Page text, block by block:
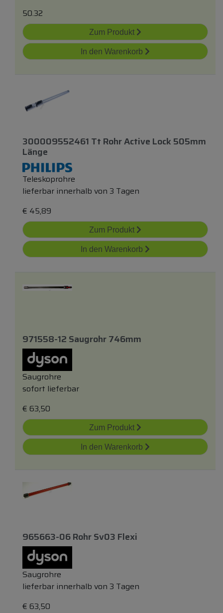
50.32
Zum Produkt
In den Warenkorb
300009552461 Tt Rohr Active Lock 505mm
Länge
Teleskoprohre
lieferbar innerhalb von 3 Tagen
€ 45,89
Zum Produkt
In den Warenkorb
971558-12 Saugrohr 746mm
Saugrohre
sofort lieferbar
€ 63,50
Zum Produkt
In den Warenkorb
965663-06 Rohr Sv03 Flexi
Saugrohre
lieferbar innerhalb von 3 Tagen
€ 63,50